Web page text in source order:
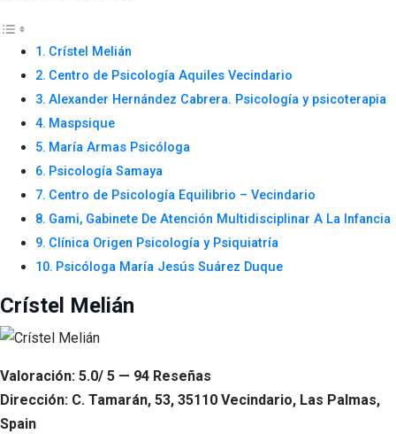
Crístel Melián
Centro de Psicología Aquiles Vecindario
Alexander Hernández Cabrera. Psicología y psicoterapia
Maspsique
María Armas Psicóloga
Psicología Samaya
Centro de Psicología Equilibrio – Vecindario
Gami, Gabinete De Atención Multidisciplinar A La Infancia
Clínica Origen Psicología y Psiquiatría
Psicóloga María Jesús Suárez Duque
Crístel Melián
Valoración: 5.0/ 5 — 94 Reseñas
Dirección: C. Tamarán, 53, 35110 Vecindario, Las Palmas,
Spain